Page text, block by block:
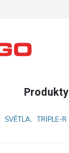
Produkty
SVĚTLA, TRIPLE-R